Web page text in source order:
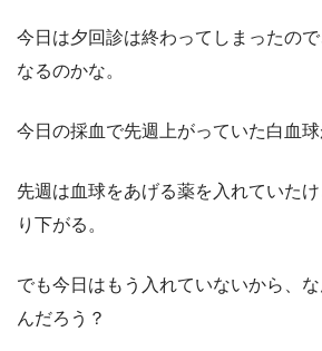
今日は夕回診は終わってしまったの
なるのかな。
今日の採血で先週上がっていた白血球
先週は血球をあげる薬を入れていた
り下がる。
でも今日はもう入れていないから、
んだろう？